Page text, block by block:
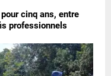
cinq ans, entre
professionnels